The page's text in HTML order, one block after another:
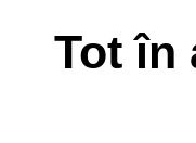
Tot în